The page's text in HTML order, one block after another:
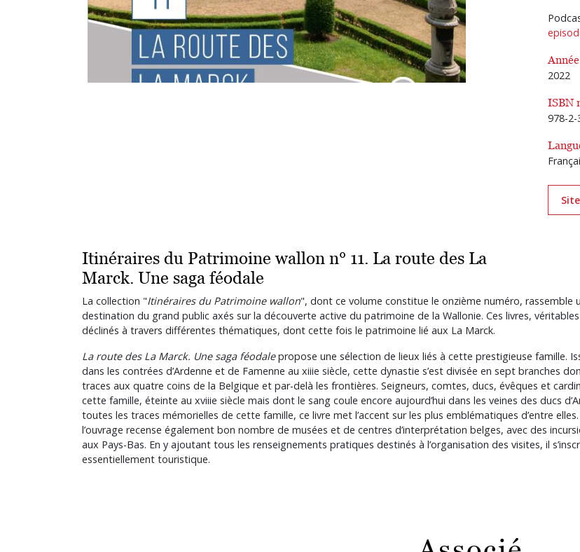
Année
2022
ISBN
978-2-
Itinéraires du Patrimoine wallon n° 11. La route des La
Marck. Une saga féodale
La collection "Itinéraires du Patrimoine wallon", dont ce volume constitue le onzième numéro, rassemble
destination du grand public axés sur la découverte active du patrimoine de la Wallonie. Ces livres,
déclinés à travers différentes thématiques, dont cette fois le patrimoine lié aux La Marck.
La route des La Marck. Une saga féodalepropose une sélection de lieux liés à cette prestigieuse famille.
dans les contrées d’Ardenne et de Famenne au xiiie siècle, cette dynastie s’est divisée en sept branches
traces aux quatre coins de la Belgique et par-delà les frontières. Seigneurs, comtes, ducs, évêques et
cette famille, éteinte au xviiie siècle mais dont le sang coule encore aujourd’hui dans les veines des ducs
toutes les traces mémorielles de cette famille, ce livre met l’accent sur les plus emblématiques d’entre
l’ouvrage recense également bon nombre de musées et de centres d’interprétation belges, avec des
aux Pays-Bas. En y ajoutant tous les renseignements pratiques destinés à l’organisation des visites, il
essentiellement touristique.